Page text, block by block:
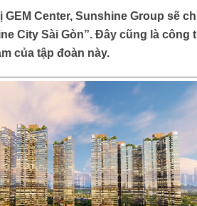
Center, Sunshine Group sẽ
City Sài Gòn”. Đây cũng là công
của tập đoàn này.